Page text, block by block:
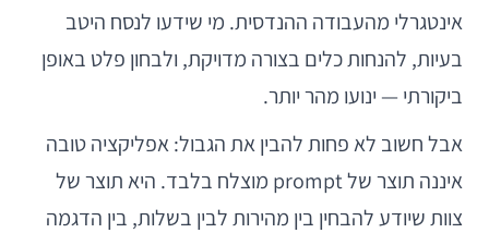
אינטגרלי מהעבודה ההנדסית. מי שידעו לנסח היטב
בעיות, להנחות כלים בצורה מדויקת, ולבחון פלט באופן
ביקורתי — ינועו מהר יותר.
אבל חשוב לא פחות להבין את הגבול: אפליקציה טובה
איננה תוצר של prompt מוצלח בלבד. היא תוצר של
צוות שיודע להבחין בין מהירות לבין בשלות, בין הדגמה